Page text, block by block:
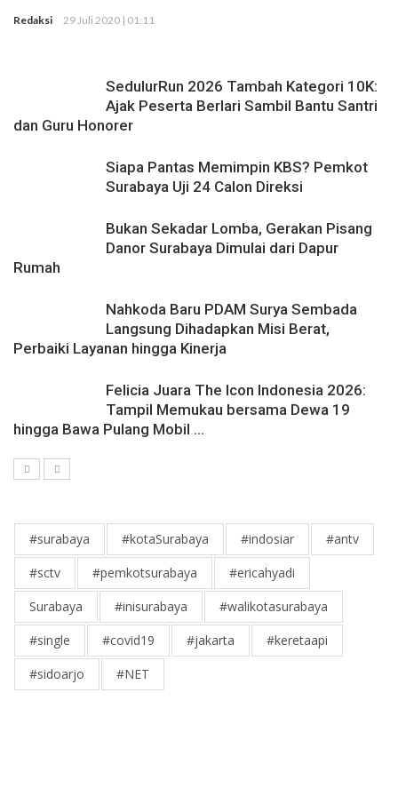
Rekaman
Redaksi 29 Juli 2020 | 01:11
SedulurRun 2026 Tambah Kategori 10K:
Ajak Peserta Berlari Sambil Bantu Santri
dan Guru Honorer
Siapa Pantas Memimpin KBS? Pemkot
Surabaya Uji 24 Calon Direksi
Bukan Sekadar Lomba, Gerakan Pisang
Danor Surabaya Dimulai dari Dapur
Rumah
Nahkoda Baru PDAM Surya Sembada
Langsung Dihadapkan Misi Berat,
Perbaiki Layanan hingga Kinerja
Felicia Juara The Icon Indonesia 2026:
Tampil Memukau bersama Dewa 19
hingga Bawa Pulang Mobil ...
#surabaya #kotaSurabaya #indosiar
#antv
#sctv
#pemkotsurabaya
#ericahyadi
Surabaya
#inisurabaya
#walikotasurabaya
#single
#covid19 #jakarta
#keretaapi
#sidoarjo
#NET